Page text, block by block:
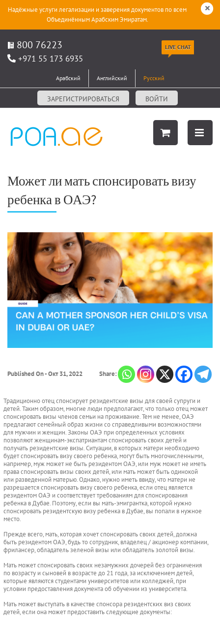
Надёжные услуги легализации и заверения документов по всем
Объединённым Арабским Эмиратам.
800 76223
+971 55 173 6935
LIVE CHAT
Арабский Английский Русский
ЗАРЕГИСТРИРОВАТЬСЯ ВОЙТИ
Может ли мать спонсировать визу
ребенка в ОАЭ?
Published On - Окт 31, 2022 Share:
Традиционно отец спонсирует резидентские визы для своей супруги и
детей. Таким образом, многие люди предполагают, что только отец может
спонсировать визы членов семьи на проживание. Тем не менее, ОАЭ
предлагают семейный образ жизни со справедливыми возможностями
для мужчин и женщин. Законы ОАЭ при определенных условиях
позволяют женщинам-экспатриантам спонсировать своих детей и
получать резидентские визы. Ситуации, в которых матери необходимо
будет спонсировать визу своего ребенка, могут быть многочисленными,
например, муж может не быть резидентом ОАЭ, или муж может не иметь
права спонсировать визы своих детей, или мать может быть одинокой
или разведенной матерью. Однако, нужно иметь ввиду, что матери не
разрешается спонсировать визу своего ребенка, если отец является
резидентом ОАЭ и соответствует требованиям для спонсирования
ребенка в Дубае. Поэтому, если вы мать-эмигрантка, которой нужно
спонсировать резидентскую визу ребенка в Дубае, вы попали в нужное
место.
Прежде всего, мать, которая хочет спонсировать своих детей, должна
быть резидентом ОАЭ, будь то сотрудник, владелец / акционер компании,
фрилансер, обладатель зеленой визы или обладатель золотой визы.
Мать может спонсировать своих незамужних дочерей без ограничения
по возрасту и сыновей в возрасте до 21 года, за исключением детей,
которые являются студентами университетов или колледжей, при
условии предоставления документа об обучении из университета.
Мать может выступать в качестве спонсора резидентских виз своих
детей, если она может предоставить следующие документы: